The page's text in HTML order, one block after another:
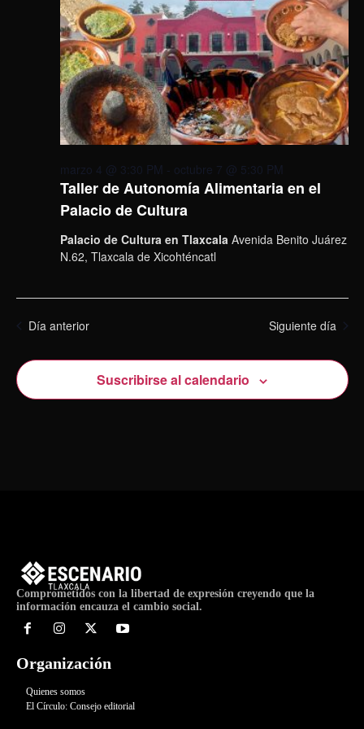
Taller de Autonomía Alimentaria en el
Palacio de Cultura
marzo 4 @ 3:30 PM - octubre 7 @ 5:30 PM
Palacio de Cultura en Tlaxcala Avenida Benito Juárez
N.62, Tlaxcala de Xicohténcatl
Día anterior Siguiente día
Suscribirse al calendario
Comprometidos con la libertad de expresión creyendo que la
información encauza el cambio social.
Organización
Quienes somos
El Círculo: Consejo editorial